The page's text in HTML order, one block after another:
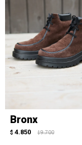
Bronx
$ 4.850 $ 9.700